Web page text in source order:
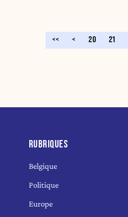
<< < 20 21
RUBRIQUES
Belgique
Politique
Europe